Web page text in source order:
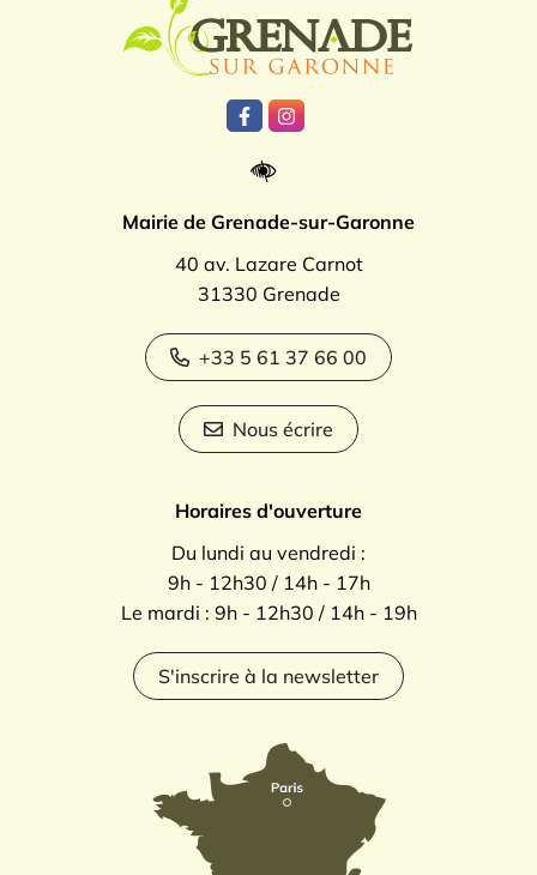
Lien vers le compte Facebook
Lien vers le compte
Mairie de Grenade-sur-Garonne
40 av. Lazare Carnot
31330 Grenade
+33 5 61 37 66 00
Nous écrire
Horaires d'ouverture
Du lundi au vendredi :
9h - 12h30 / 14h - 17h
Le mardi : 9h - 12h30 / 14h - 19h
S'inscrire à la newsletter